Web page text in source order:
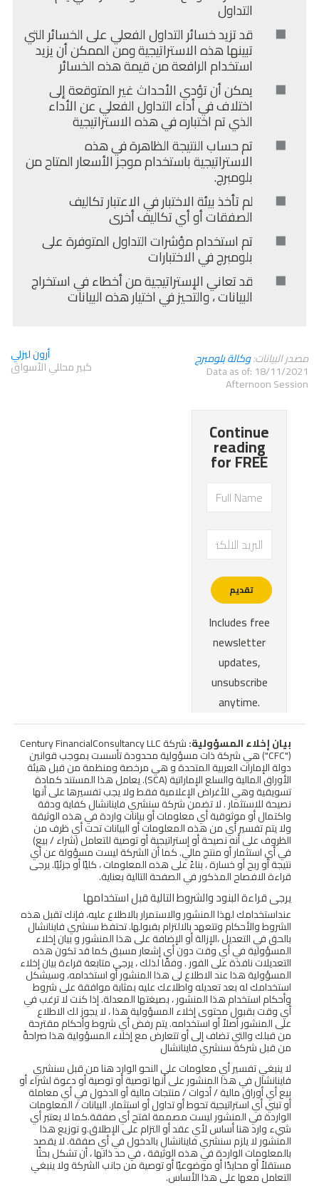
التداول
قد تزيد خسائر التداول الفعلي على الخسائر التي
تبينها هذه الاستراتيجية ومن الممكن أن يزيد
استخدام الرافعة من قيمة هذه الخسائر
يمكن أن تؤدي الأحداث غير المتوقعة إلى
اختلاف في أداء التداول الفعلي عن الأداء
الذي تم اختباره في هذه الاستراتيجية
تم حساب النتيجة الظاهرة في هذه
الاستراتيجية باستخدام موجز الأسعار المتاح من
بلومبرج.
لم تأخذ بيئة الاختبار في الاعتبار تكاليف
الصفقات أو أي تكاليف أخرى
تم استخدام مؤشرات التداول المتوفرة على
بلومبرج في الاختبارات
قد تعاني الإستراتيجية من أخطاء في استخراج
البيانات ، والتحيز في اختيار هذه البيانات
مصدر البيانات:وكالة بلومبرج
Data as of: 18/11/2021
Afternoon Session
أرون ليزلي
كبير محللي الأسواق
بيان إخلاء المسؤولية: شركة Century FinancialConsultancy LLC
("CFC") هي شركة ذات مسؤولية محدودة تأسست بموجب قوانين
دولة الإمارات العربية المتحدة و هي مرخصة ومنظمة من قبل هيئة
الأوراق المالية والسلع الإماراتية (SCA). يعامل هذا المستند كمادة
تسويقية وهي للأغراض الإعلامية فقط ولا يجب تفسيرها على أنها
نصيحة للاستثمار . لا تضمن شركة سنشري فاينانشال كفاية ودقة
واكتمال أو موثوقية أي معلومات أو بيانات واردة في هذه الوثيقة
ولا يتم تفسير أي من هذه المعلومات أو البيانات تحت أي ظرف من
الظروف على أنه نصيحة أو إستراتيجية أو توصية للتعامل (شراء / بيع)
في أي استثمار أو منتج مالي. كما أن الشركة ليست مسؤولة عن أي
نتيجة أو ربح أو خسارة ، بناءً على هذه المعلومات ، كليًا أو جزئيًا. يرجى
قراءة الافصاح المذكور في الصفحة التالية بعناية.
يرجى قراءة البنود والشروط التالية قبل استخدامها
عنداستخدامك لهذا المنشور والاستمرار بالاطلاع عليه، فإنك تقبل هذه
الشروط والأحكام وتتعهد بالالتزام بقبولها. تحتفظ سنشري فاينانشال
بالحق في التعديل ،الإزالة أو الإضافة على هذا المنشور و بيان إخلاء
المسؤولية في أي وقت دون أي إشعار مسبق كما قد تكون هذه
التعديلات نافذة على الفور . وفقًا لذلك ، يرجى متابعة قراءة بيان إخلاء
المسؤولية هذا عند الاطلاع لى هذا المنشور أو استخدامه، وسيشكل
استخدامك له بعد تعديله واطلاعك عليه بمثابة موافقة على شروط
وأحكام استخدام هذا المنشور ، بصيغتها المعدلة. إذا كنت لا ترغب في
أي وقت بقبول محتوى إخلاء المسؤولية هذا ، لا يجوز لك الاطلاع
على المنشور أصلاً أو استخدامه. يتم رفض أي شروط وأحكام مقترحة
من قبلك والتي تضاف إلى أو تتعارض مع إخلاء المسؤولية هذا صراحةً
من قبل شركة سنشري فاينانشال
لا ينبغي تفسير أي معلومات على النحو الوارد هنا من قبل سنشري
فاينانشال في هذا المنشور على أنها توصية أو توصية أو دعوة لشراء أو
بيع أي أوراق مالية / أدوات / منتجات مالية أو الدخول في أي معاملة
أو تبني أي استراتيجية تحوط أو تداول أو استثمار. البيانات / المعلومات
الواردة في المنشور ليست مصممة لفتح أي صفقة.كما لا يعتبر أي
شيء وارد هنا أساس لأي عقد أو التزام على الإطلاق.و توزيع هذا
المنشور لا يلزم سنشري فاينانشال بالدخول في أي صفقة. لا يقصد
بالمعلومات الواردة في هذه الوثيقة ، في حد ذاتها ، أن تشكل بحثًا
مستقلاً أو محايدًا أو موضوعيًا أو توصية من جانب الشركة ولا ينبغي
التعامل معها على هذا الأساس.